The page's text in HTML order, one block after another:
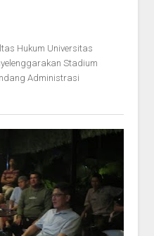
Hukum Universitas
Stadium
Administrasi